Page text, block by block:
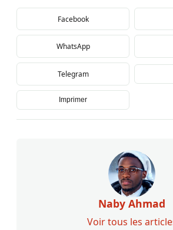
Facebook
WhatsApp
Telegram
Imprimer
Naby Ahmad
Voir tous les